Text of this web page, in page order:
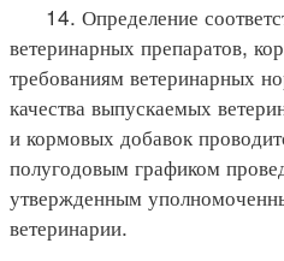
14. Определение
ветеринарных препаратов,
требованиям ветеринарных
качества выпускаемых
и кормовых добавок
полугодовым графиком
утвержденным
ветеринарии.